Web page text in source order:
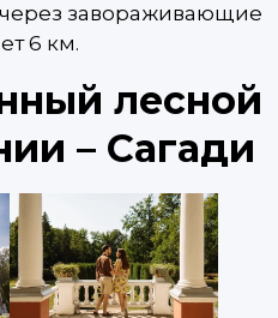
завораживающие
6 км.
лесной
– Сагади